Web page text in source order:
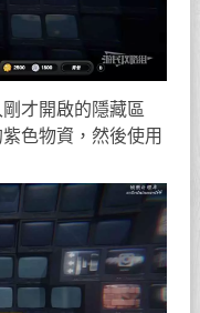
才開啟的隱藏區
色物資，然後使用